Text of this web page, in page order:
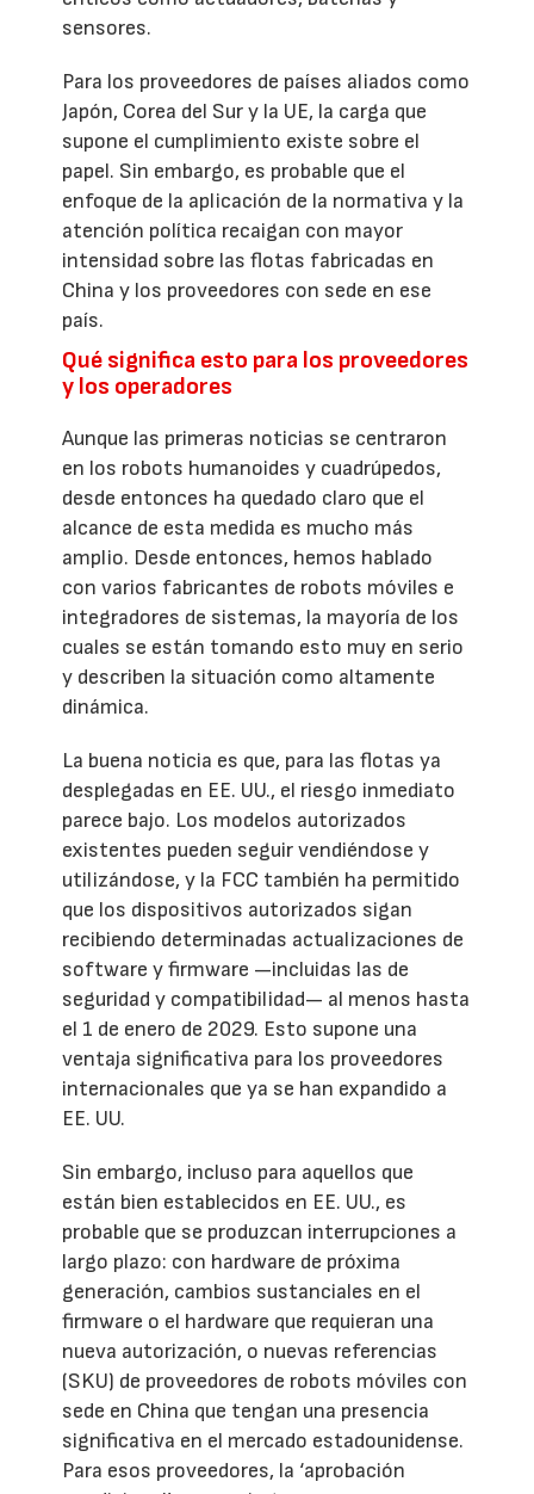
sensores.
Para los proveedores de países aliados como
Japón, Corea del Sur y la UE, la carga que
supone el cumplimiento existe sobre el
papel. Sin embargo, es probable que el
enfoque de la aplicación de la normativa y la
atención política recaigan con mayor
intensidad sobre las flotas fabricadas en
China y los proveedores con sede en ese
país.
Qué significa esto para los proveedores
y los operadores
Aunque las primeras noticias se centraron
en los robots humanoides y cuadrúpedos,
desde entonces ha quedado claro que el
alcance de esta medida es mucho más
amplio. Desde entonces, hemos hablado
con varios fabricantes de robots móviles e
integradores de sistemas, la mayoría de los
cuales se están tomando esto muy en serio
y describen la situación como altamente
dinámica.
La buena noticia es que, para las flotas ya
desplegadas en EE. UU., el riesgo inmediato
parece bajo. Los modelos autorizados
existentes pueden seguir vendiéndose y
utilizándose, y la FCC también ha permitido
que los dispositivos autorizados sigan
recibiendo determinadas actualizaciones de
software y firmware —incluidas las de
seguridad y compatibilidad— al menos hasta
el 1 de enero de 2029. Esto supone una
ventaja significativa para los proveedores
internacionales que ya se han expandido a
EE. UU.
Sin embargo, incluso para aquellos que
están bien establecidos en EE. UU., es
probable que se produzcan interrupciones a
largo plazo: con hardware de próxima
generación, cambios sustanciales en el
firmware o el hardware que requieran una
nueva autorización, o nuevas referencias
(SKU) de proveedores de robots móviles con
sede en China que tengan una presencia
significativa en el mercado estadounidense.
Para esos proveedores, la ‘aprobación